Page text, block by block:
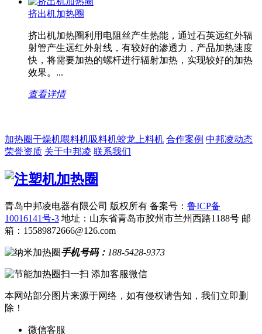
挤出机加热圈
挤出机加热圈利用电阻丝产生热能，通过石英远红外辐
射管产生远红外射线，有较好的渗透力，产品加热速度
快，将需要加热的螺杆进行辐射加热，实现较好的加热
效果。...
查看详情
加热圈干燥机喂料机吸料机蛟龙上料机 合作案例 中邦凌动态
荣誉资质 关于中邦凌 联系我们
青岛中邦凌电器有限公司 版权所有 备案号： 鲁ICP备
10016141号-3 地址：山东省青岛市胶州市兰州西路1188号 邮
箱：15589872666@126.com
手机号码： 188-5428-9373
扫一扫 添加客服微信
本网站部分图片来源于网络，如有侵权请告知，我们立即删
除！
微信客服